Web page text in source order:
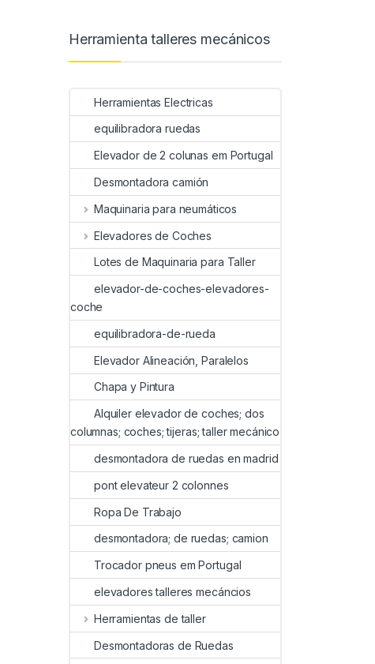
Herramienta talleres mecánicos
Herramientas Electricas
equilibradora ruedas
Elevador de 2 colunas em Portugal
Desmontadora camión
Maquinaria para neumáticos
Elevadores de Coches
Lotes de Maquinaria para Taller
elevador-de-coches-elevadores-
coche
equilibradora-de-rueda
Elevador Alineación, Paralelos
Chapa y Pintura
Alquiler elevador de coches; dos
columnas; coches; tijeras; taller mecánico
desmontadora de ruedas en madrid
pont elevateur 2 colonnes
Ropa De Trabajo
desmontadora; de ruedas; camion
Trocador pneus em Portugal
elevadores talleres mecáncios
Herramientas de taller
Desmontadoras de Ruedas